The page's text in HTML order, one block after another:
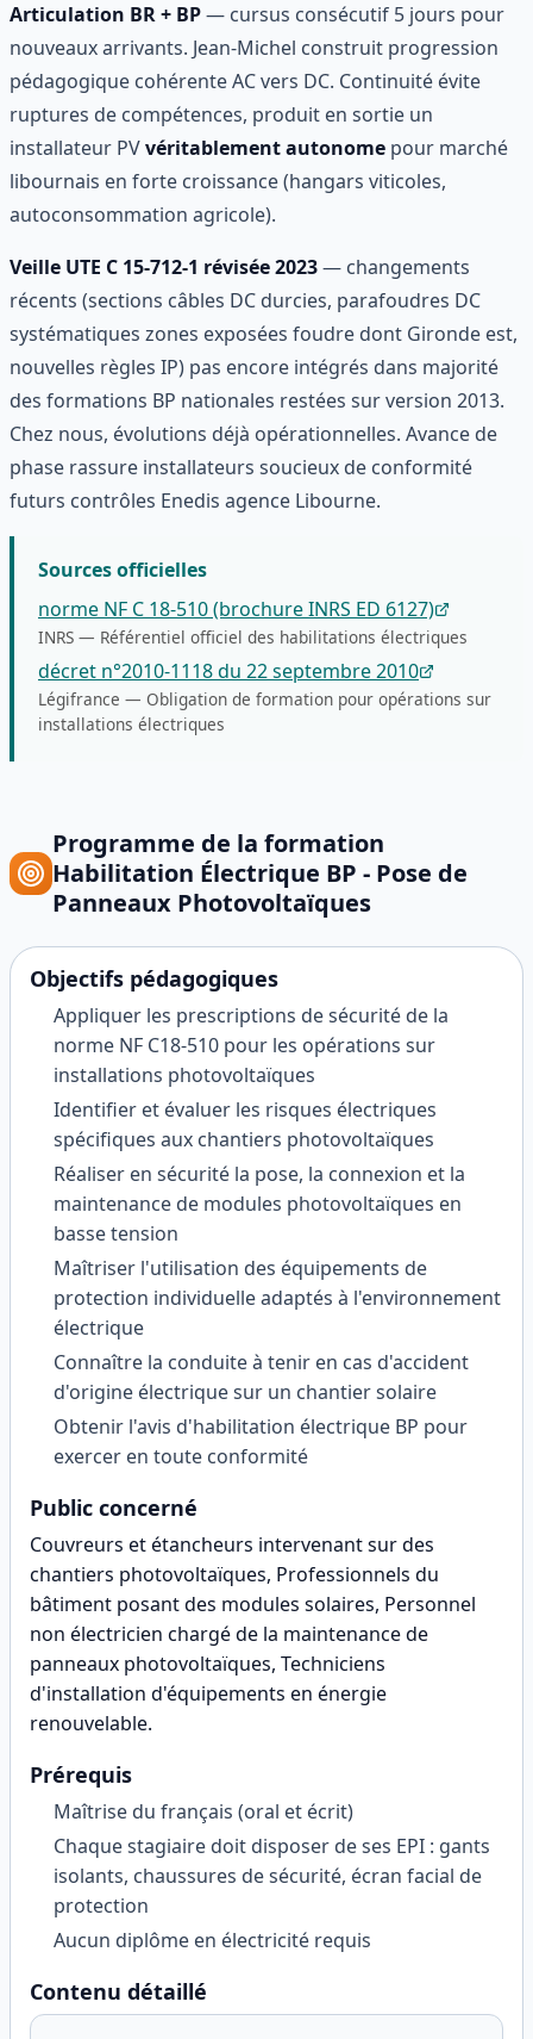
Articulation BR + BP— cursus consécutif 5 jours pour
nouveaux arrivants. Jean-Michel construit progression
pédagogique cohérente AC vers DC. Continuité évite
ruptures de compétences, produit en sortie un
installateur PVvéritablement autonome pour marché
libournais en forte croissance (hangars viticoles,
autoconsommation agricole).
Veille UTE C 15-712-1 révisée 2023— changements
récents (sections câbles DC durcies, parafoudres DC
systématiques zones exposées foudre dont Gironde est,
nouvelles règles IP) pas encore intégrés dans majorité
des formations BP nationales restées sur version 2013.
Chez nous, évolutions déjà opérationnelles. Avance de
phase rassure installateurs soucieux de conformité
futurs contrôles Enedis agence Libourne.
Sources officielles
norme NF C 18-510 (brochure INRS ED 6127)
INRS — Référentiel officiel des habilitations électriques
décret n°2010-1118 du 22 septembre 2010
Légifrance — Obligation de formation pour opérations sur
installations électriques
Programme de la formation
Habilitation Électrique BP - Pose de
Panneaux Photovoltaïques
Objectifs pédagogiques
Appliquer les prescriptions de sécurité de la
norme NF C18-510 pour les opérations sur
installations photovoltaïques
Identifier et évaluer les risques électriques
spécifiques aux chantiers photovoltaïques
Réaliser en sécurité la pose, la connexion et la
maintenance de modules photovoltaïques en
basse tension
Maîtriser l'utilisation des équipements de
protection individuelle adaptés à l'environnement
électrique
Connaître la conduite à tenir en cas d'accident
d'origine électrique sur un chantier solaire
Obtenir l'avis d'habilitation électrique BP pour
exercer en toute conformité
Public concerné
Couvreurs et étancheurs intervenant sur des
chantiers photovoltaïques, Professionnels du
bâtiment posant des modules solaires, Personnel
non électricien chargé de la maintenance de
panneaux photovoltaïques, Techniciens
d'installation d'équipements en énergie
renouvelable.
Prérequis
Maîtrise du français (oral et écrit)
Chaque stagiaire doit disposer de ses EPI : gants
isolants, chaussures de sécurité, écran facial de
protection
Aucun diplôme en électricité requis
Contenu détaillé